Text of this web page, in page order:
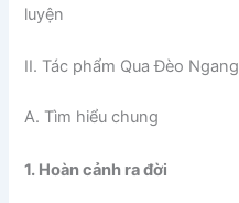
luyện
II. Tác phẩm Qua Đèo Ngang
A. Tìm hiểu chung
1. Hoàn cảnh ra đời